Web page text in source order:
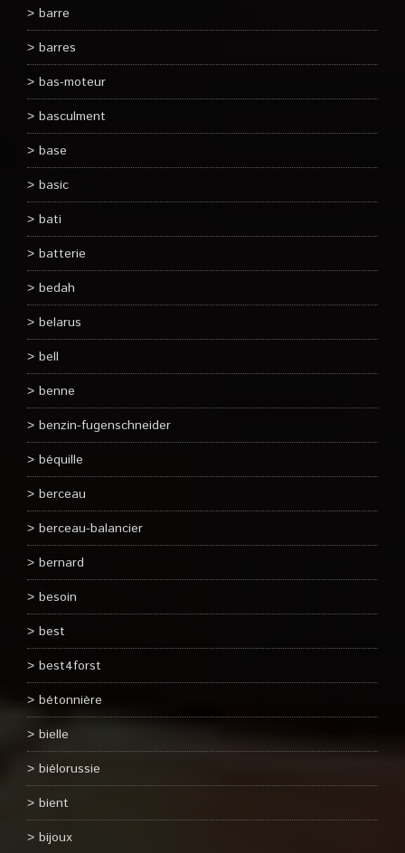
barre
barres
bas-moteur
basculment
base
basic
bati
batterie
bedah
belarus
bell
benne
benzin-fugenschneider
béquille
berceau
berceau-balancier
bernard
besoin
best
best4forst
bétonnière
bielle
biélorussie
bient
bijoux